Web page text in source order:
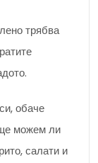
трябва
обаче
можем ли
салати и